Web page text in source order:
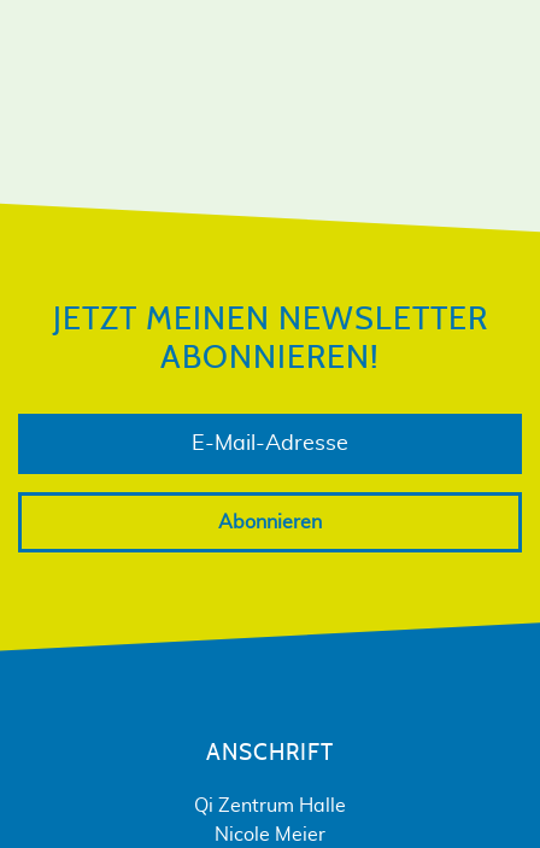
JETZT MEINEN NEWSLETTER
ABONNIEREN!
Abonnieren
ANSCHRIFT
Qi Zentrum Halle
Nicole Meier